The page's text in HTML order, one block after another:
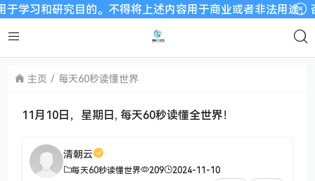
研究目的。不得将上述内容用于商业或者非法用途，否则
主页 每天60秒读懂世界
11月10日，星期日, 每天60秒读懂全世界！
清朝云
每天60秒读懂世界 209 2024-11-10